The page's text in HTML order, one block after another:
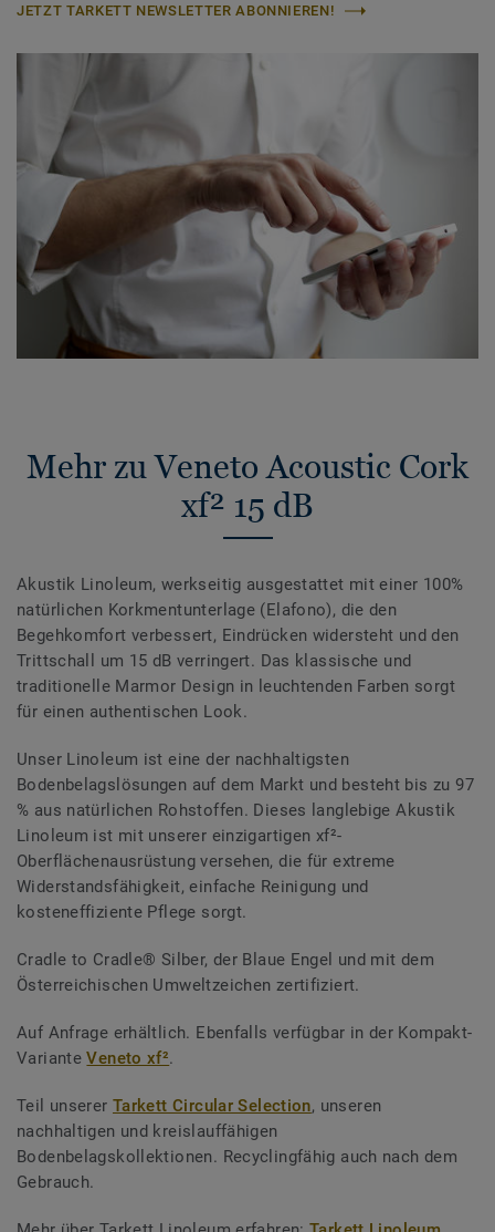
JETZT TARKETT NEWSLETTER ABONNIEREN!
Mehr zu Veneto Acoustic Cork
xf² 15 dB
Akustik Linoleum, werkseitig ausgestattet mit einer 100%
natürlichen Korkmentunterlage (Elafono), die den
Begehkomfort verbessert, Eindrücken widersteht und den
Trittschall um 15 dB verringert. Das klassische und
traditionelle Marmor Design in leuchtenden Farben sorgt
für einen authentischen Look.
Unser Linoleum ist eine der nachhaltigsten
Bodenbelagslösungen auf dem Markt und besteht bis zu 97
% aus natürlichen Rohstoffen. Dieses langlebige Akustik
Linoleum ist mit unserer einzigartigen xf²-
Oberflächenausrüstung versehen, die für extreme
Widerstandsfähigkeit, einfache Reinigung und
kosteneffiziente Pflege sorgt.
Cradle to Cradle® Silber, der Blaue Engel und mit dem
Österreichischen Umweltzeichen zertifiziert.
Auf Anfrage erhältlich. Ebenfalls verfügbar in der Kompakt-
VarianteVeneto xf².
Teil unserer Tarkett Circular Selection, unseren
nachhaltigen und kreislauffähigen
Bodenbelagskollektionen. Recyclingfähig auch nach dem
Gebrauch.